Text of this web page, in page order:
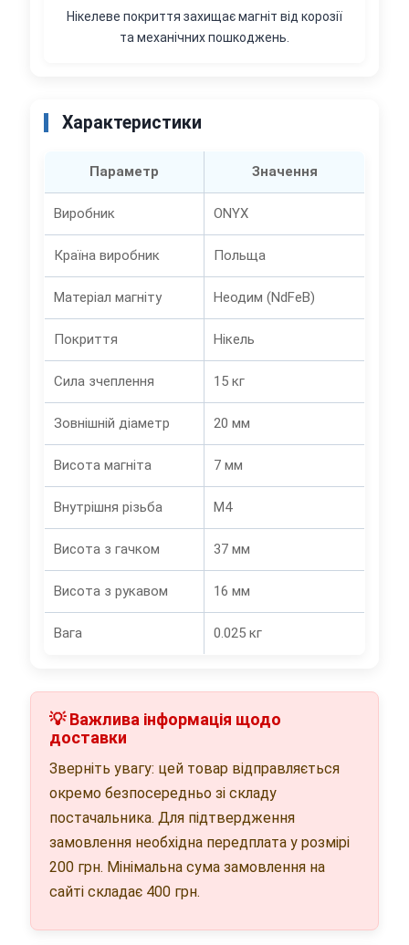
Нікелеве покриття захищає магніт від корозії
та механічних пошкоджень.
Характеристики
Параметр Значення
Виробник ONYX
Країна виробник Польща
Матеріал магніту Неодим (NdFeB)
Покриття Нікель
Сила зчеплення 15 кг
Зовнішній діаметр 20 мм
Висота магніта 7 мм
Внутрішня різьба M4
Висота з гачком 37 мм
Висота з рукавом 16 мм
Вага 0.025 кг
💡 Важлива інформація щодо
доставки
Зверніть увагу: цей товар відправляється
окремо безпосередньо зі складу
постачальника. Для підтвердження
замовлення необхідна передплата у розмірі
200 грн. Мінімальна сума замовлення на
сайті складає 400 грн.